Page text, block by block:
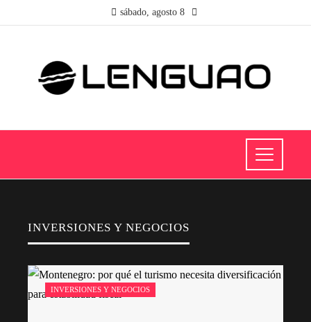
sábado, agosto 8
INVERSIONES Y NEGOCIOS
INVERSIONES Y NEGOCIOS